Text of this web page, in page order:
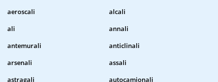
aeroscali
alcali
ali
annali
antemurali
anticlinali
arsenali
assali
astragali
autocamionali